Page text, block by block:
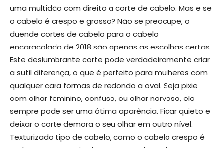
uma multidão com direito a corte de cabelo. Mas e se
o cabelo é crespo e grosso? Não se preocupe, o
duende cortes de cabelo para o cabelo
encaracolado de 2018 são apenas as escolhas certas.
Este deslumbrante corte pode verdadeiramente criar
a sutil diferença, o que é perfeito para mulheres com
qualquer cara formas de redondo a oval. Seja pixie
com olhar feminino, confuso, ou olhar nervoso, ele
sempre pode ser uma ótima aparência. Ficar quieto e
deixar o corte demora o seu olhar em outro nível.
Texturizado tipo de cabelo, como o cabelo crespo é